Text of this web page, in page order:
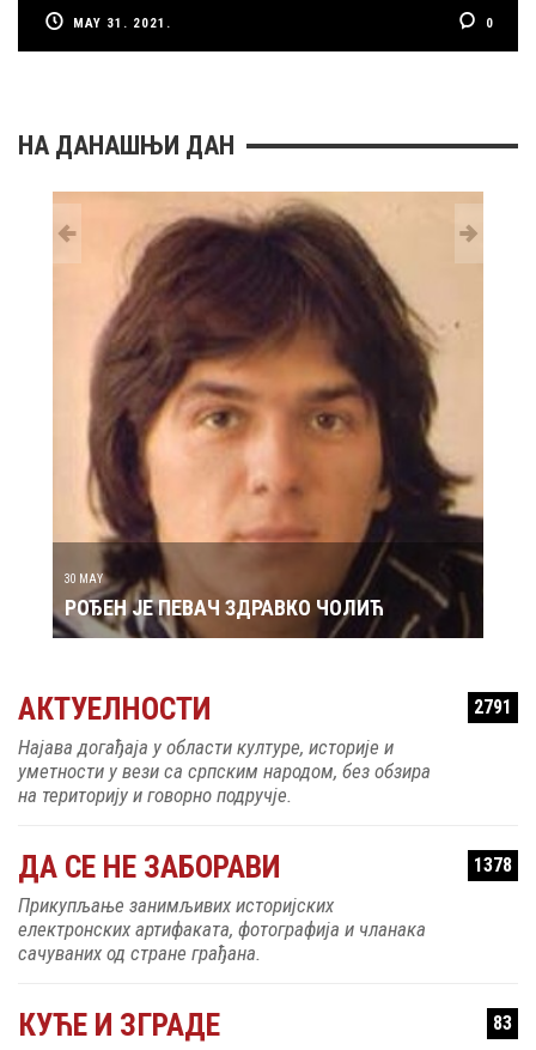
MAY 31. 2021. 0
НА ДАНАШЊИ ДАН
30 MAY
РОЂЕН ЈЕ ПЕВАЧ ЗДРАВКО ЧОЛИЋ
АКТУЕЛНОСТИ 2791
Најава догађаја у области културе, историје и
уметности у вези са српским народом, без обзира
на територију и говорно подручје.
ДА СЕ НЕ ЗАБОРАВИ 1378
Прикупљање занимљивих историјских
електронских артифаката, фотографија и чланака
сачуваних од стране грађана.
КУЋЕ И ЗГРАДЕ 83